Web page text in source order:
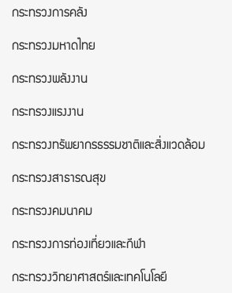
กระทรวงการคลัง
กระทรวงมหาดไทย
กระทรวงพลังงาน
กระทรวงแรงงาน
กระทรวงทรัพยากรธรรมชาติและสิ่งแวดล้อม
กระทรวงสาธารณสุข
กระทรวงคมนาคม
กระทรวงการท่องเที่ยวและกีฬา
กระทรวงวิทยาศาสตร์และเทคโนโลยี